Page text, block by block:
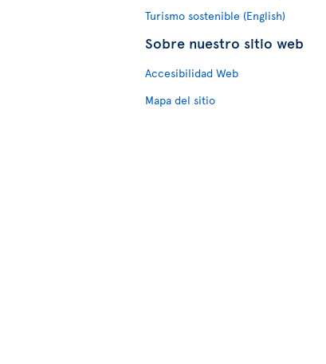
Turismo sostenible (English)
Sobre nuestro sitio web
Accesibilidad Web
Mapa del sitio